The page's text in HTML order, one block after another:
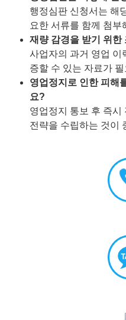
행정심판 신청서는 해
요한 서류를 함께 첨부
재량 감경을 받기 위한
사업자의 과거 영업 이
증할 수 있는 자료가
영업정지로 인한 피해
요?
영업정지 통보 후 즉시
전략을 수립하는 것이